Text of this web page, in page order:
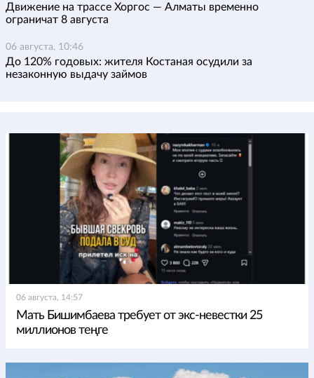
Движение на трассе Хоргос — Алматы временно
ограничат 8 августа
06 августа, 10:46
До 120% годовых: жителя Костаная осудили за
незаконную выдачу займов
06 августа, 14:57
Мать Бишимбаева требует от экс-невестки 25
миллионов теңге